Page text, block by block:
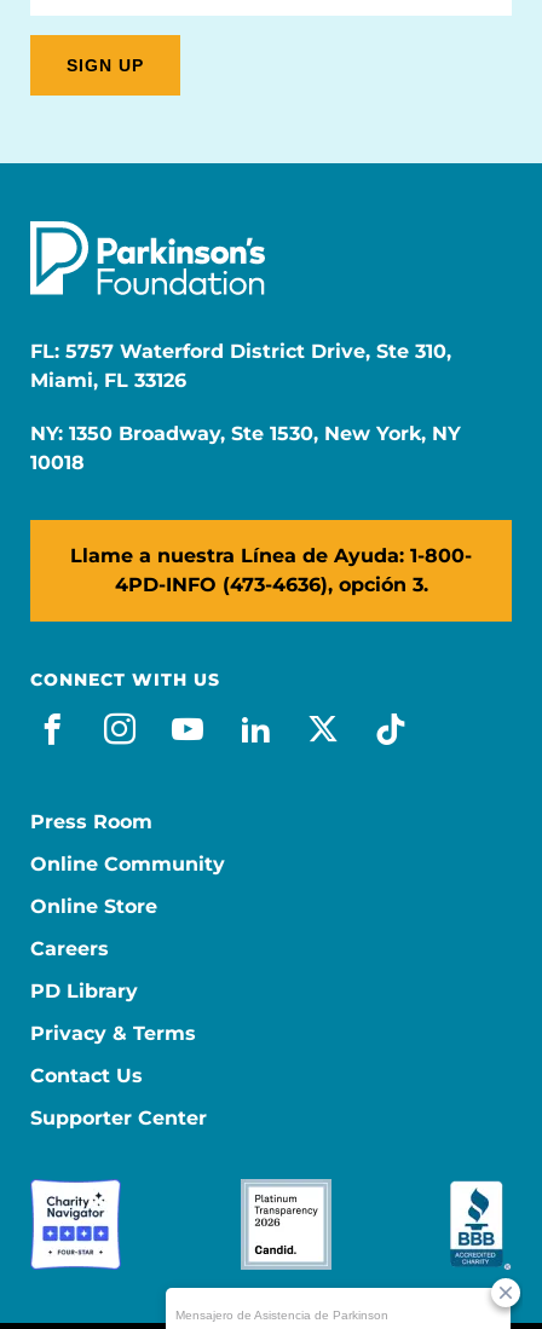
FL: 5757 Waterford District Drive, Ste 310,
Miami, FL 33126
NY: 1350 Broadway, Ste 1530, New York, NY
10018
Llame a nuestra Línea de Ayuda: 1-800-
4PD-INFO (473-4636), opción 3.
CONNECT WITH US
facebook_es
instagram
youtube
linkedin
x-socialtiktok
Press Room
Online Community
Online Store
Careers
PD Library
Privacy & Terms
Contact Us
Supporter Center